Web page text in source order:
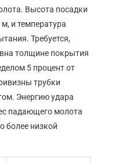
Высота посадки
и температура
Требуется,
толщине покрытия
5 процент от
трубки
Энергию удара
падающего молота
более низкой